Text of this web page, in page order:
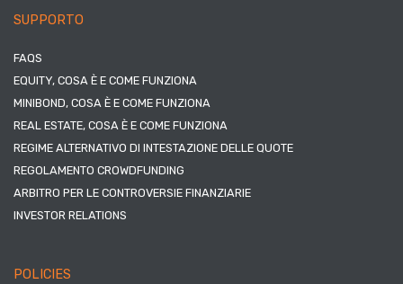
SUPPORTO
FAQS
EQUITY, COSA È E COME FUNZIONA
MINIBOND, COSA È E COME FUNZIONA
REAL ESTATE, COSA È E COME FUNZIONA
REGIME ALTERNATIVO DI INTESTAZIONE DELLE QUOTE
REGOLAMENTO CROWDFUNDING
ARBITRO PER LE CONTROVERSIE FINANZIARIE
INVESTOR RELATIONS
POLICIES